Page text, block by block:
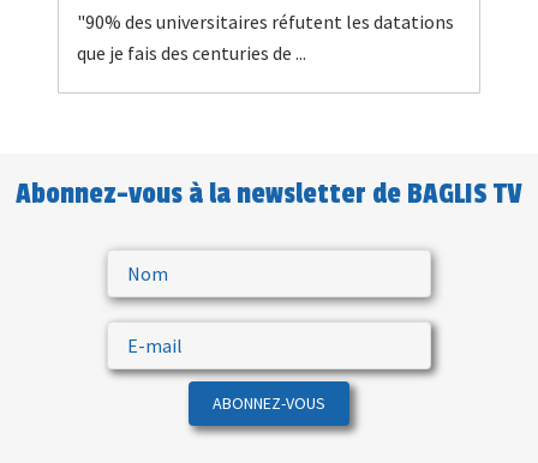
"90% des universitaires réfutent les datations
que je fais des centuries de ...
Abonnez-vous à la newsletter de BAGLIS TV
ABONNEZ-VOUS